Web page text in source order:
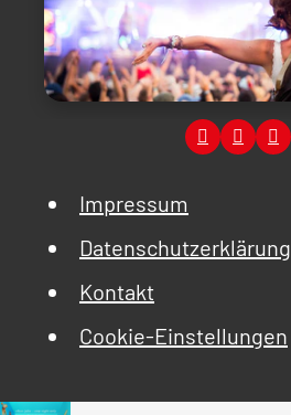
Impressum
Datenschutzerklärung
Kontakt
Cookie-Einstellungen